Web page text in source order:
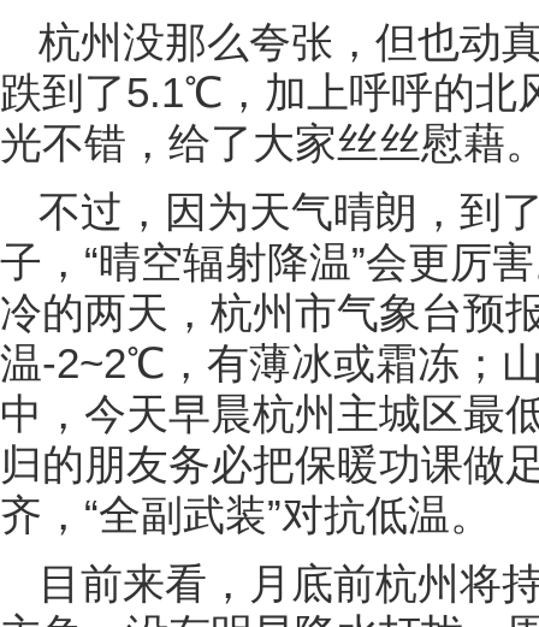
杭州没那么夸张，但也动
跌到了5.1℃，加上呼呼的北
光不错，给了大家丝丝慰藉
不过，因为天气晴朗，到
子，“晴空辐射降温”会更厉
冷的两天，杭州市气象台预
温-2~2℃，有薄冰或霜冻；
中，今天早晨杭州主城区最
归的朋友务必把保暖功课做
齐，“全副武装”对抗低温。
目前来看，月底前杭州将